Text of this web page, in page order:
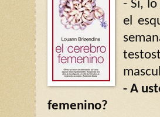
- Sí, lo
el
- A
femenino?